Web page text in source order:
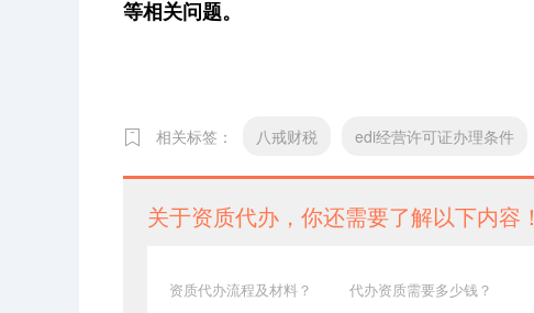
等相关问题。
相关标签： 八戒财税 edi经营许可证办理条件
关于资质代办，你还需要了解以下内容！
资质代办流程及材料？
代办资质需要多少钱？